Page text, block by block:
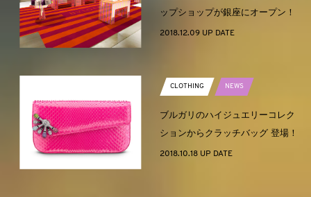
ップショップが銀座にオープン！
2018.12.09 UP DATE
CLOTHING NEWS
ブルガリのハイジュエリーコレク
ションからクラッチバッグ 登場！
2018.10.18 UP DATE